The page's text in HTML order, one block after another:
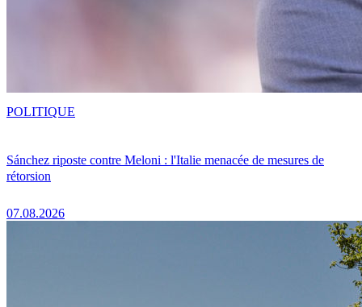
Sánchez riposte contre Meloni : l'Italie menacée de mesures de
rétorsion
07.08.2026
POLITIQUE